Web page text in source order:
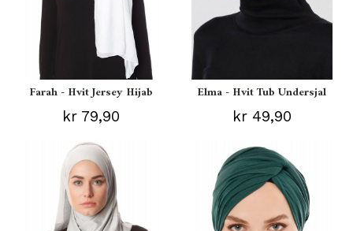
Farah - Hvit Jersey Hijab
kr 79,90
Elma - Hvit Tub Undersjal
kr 49,90